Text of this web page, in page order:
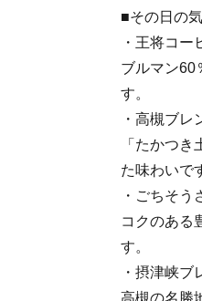
■その日の
・王将コー
ブルマン60
す。
・高槻ブレ
「たかつ
た味わいで
・ごちそう
コクのある
す。
・摂津峡ブ
高槻の名勝